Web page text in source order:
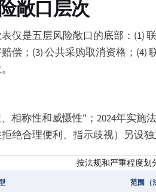
敞口层次
仅是五层风险敞口的底部：(1)
偿；(3) 公共采购取消资格；
相称性和威慑性"；2024年实
绝合理便利、指示歧视）另设独
按法规和严重程度划
范围（